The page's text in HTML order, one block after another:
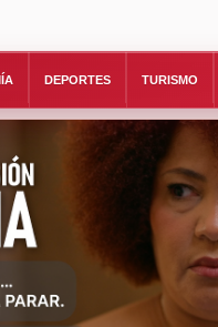
DEPORTES TURISMO